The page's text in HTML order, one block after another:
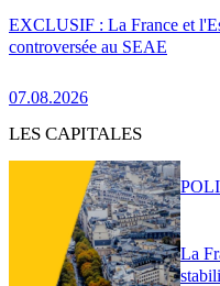
EXCLUSIF : La France et
controversée au SEAE
07.08.2026
LES CAPITALES
La